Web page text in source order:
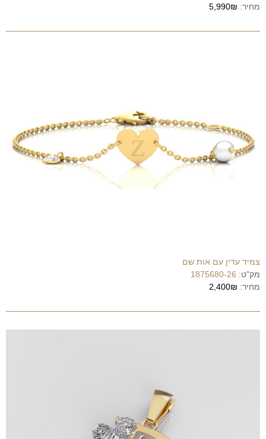
מחיר: 5,990₪
צמיד עדין עם אות שם
מק"ט: 1875680-26
מחיר: 2,400₪